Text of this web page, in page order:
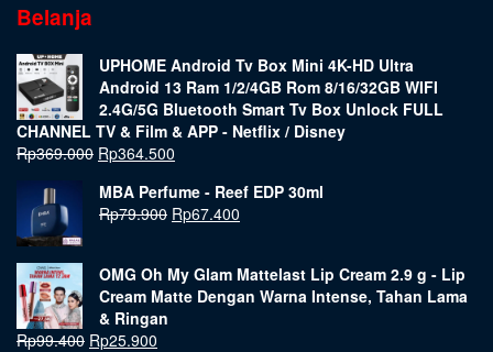
Belanja
UPHOME Android Tv Box Mini 4K-HD Ultra
Android 13 Ram 1/2/4GB Rom 8/16/32GB WIFI
2.4G/5G Bluetooth Smart Tv Box Unlock FULL
CHANNEL TV & Film & APP - Netflix / Disney
Rp369.000 Rp364.500
MBA Perfume - Reef EDP 30ml
Rp79.900 Rp67.400
OMG Oh My Glam Mattelast Lip Cream 2.9 g - Lip
Cream Matte Dengan Warna Intense, Tahan Lama
& Ringan
Rp99.400 Rp25.900